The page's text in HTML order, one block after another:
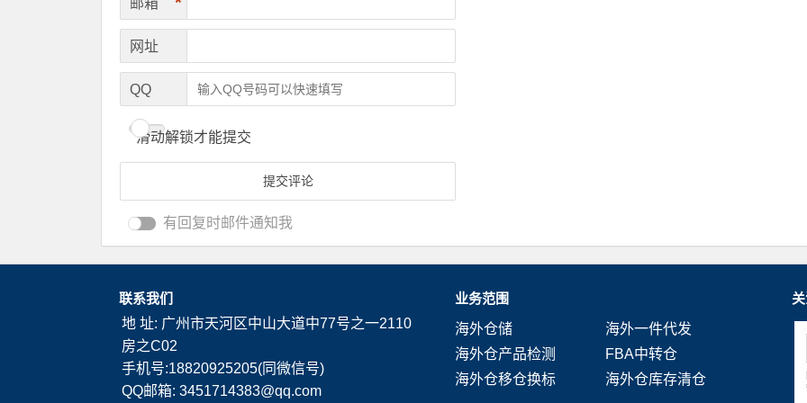
邮箱
网址
QQ
滑动解锁才能提交
有回复时邮件通知我
联系我们
地 址: 广州市天河区中山大道中77号之一2110
房之C02
手机号:18820925205(同微信号)
QQ邮箱: 3451714383@qq.com
业务范围
海外仓储
海外一件代发
海外仓产品检测
FBA中转仓
海外仓移仓换标
海外仓库存清仓